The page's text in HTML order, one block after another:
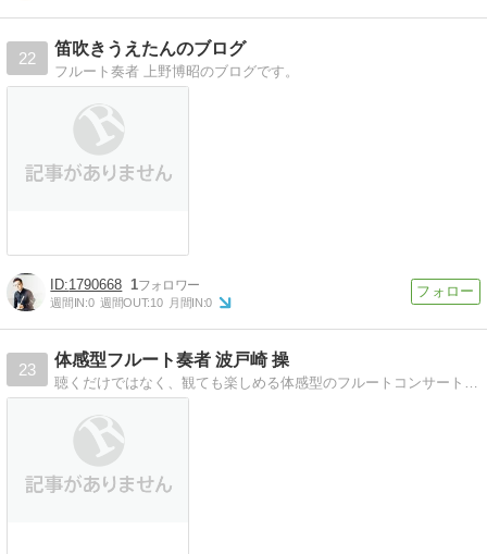
22
笛吹きうえたんのブログ
フルート奏者 上野博昭のブログです。
1790668 1
週間IN:0 週間OUT:10 月間IN:0
23
体感型フルート奏者 波戸崎 操